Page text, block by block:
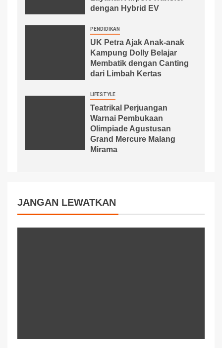
dengan Hybrid EV
PENDIDIKAN
UK Petra Ajak Anak-anak
Kampung Dolly Belajar
Membatik dengan Canting
dari Limbah Kertas
LIFESTYLE
Teatrikal Perjuangan
Warnai Pembukaan
Olimpiade Agustusan
Grand Mercure Malang
Mirama
JANGAN LEWATKAN